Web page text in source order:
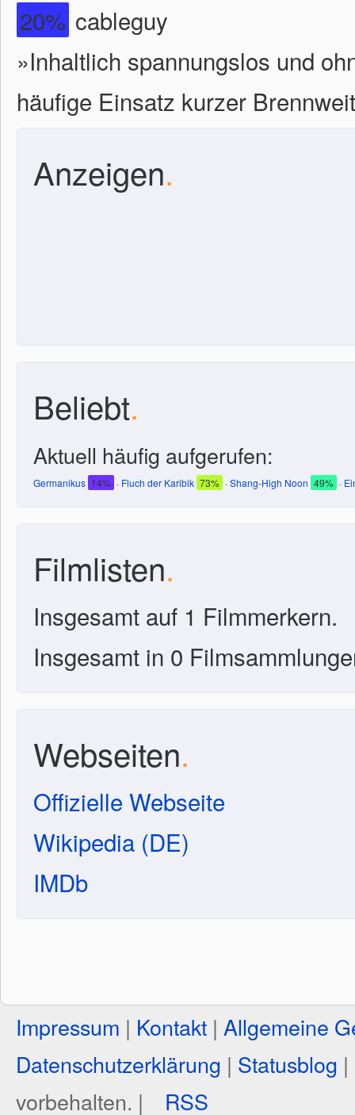
20% cableguy
»Inhaltlich spannungslos und
häufige Einsatz kurzer
Anzeigen.
Beliebt.
Aktuell häufig aufgerufen:
Germanikus 14% · Fluch der Karibik 73% ·Shang-High Noon 49% ·
Filmlisten.
Insgesamt auf 1 Filmmerkern.
Insgesamt in 0
Webseiten.
Offizielle Webseite
Wikipedia (DE)
IMDb
Impressum | Kontakt | Allgemeine
Datenschutzerklärung | Statusblog |
vorbehalten. |
RSS